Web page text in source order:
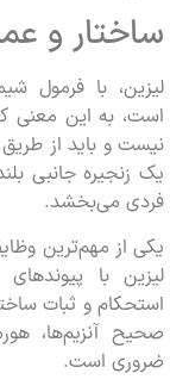
و
به این معنی که
باید از طریق
جانبی بلند
می‌بخشد.
مهم‌ترین وظایف
با پیوندهای
و ثبات ساختاری
آنزیم‌ها،
است.